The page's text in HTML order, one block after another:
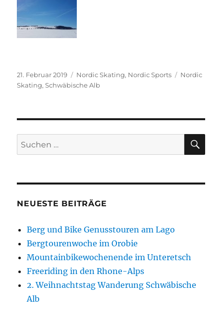
Veröffentlicht
am
21. Februar 2019 Kategorien
Nordic Skating, Nordic Sports
Nordic
Skating,Schwäbische Alb
Suchen
nach:
NEUESTE BEITRÄGE
Berg und Bike Genusstouren am Lago
Bergtourenwoche im Orobie
Mountainbikewochenende im Unteretsch
Freeriding in den Rhone-Alps
2. Weihnachtstag Wanderung Schwäbische
Alb